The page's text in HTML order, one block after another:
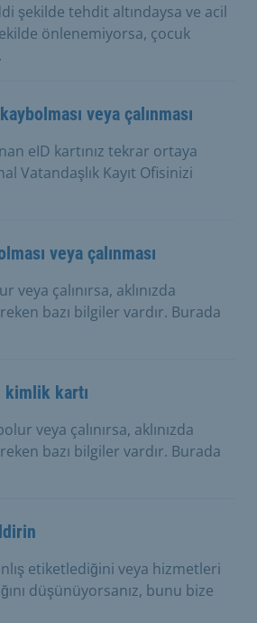
şekilde tehdit altındaysa ve acil
önlenemiyorsa, çocuk
veya çalınması
eID kartınız tekrar ortaya
Vatandaşlık Kayıt Ofisinizi
veya çalınması
veya çalınırsa, aklınızda
bazı bilgiler vardır. Burada
kimlik kartı
veya çalınırsa, aklınızda
bazı bilgiler vardır. Burada
etiketlediğini veya hizmetleri
düşünüyorsanız, bunu bize